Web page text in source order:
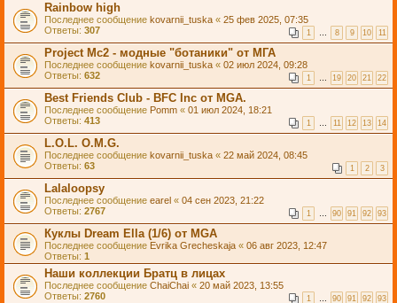
Rainbow high
Последнее сообщение kovarnii_tuska « 25 фев 2025, 07:35
Ответы: 307 1 … 8 9 10 11
Project Mc2 - модные "ботаники" от МГА
Последнее сообщение kovarnii_tuska « 02 июл 2024, 09:28
Ответы: 632 1 … 19 20 21 22
Best Friends Club - BFC Inc от MGA.
Последнее сообщение Pomm « 01 июл 2024, 18:21
Ответы: 413 1 … 11 12 13 14
L.O.L. O.M.G.
Последнее сообщение kovarnii_tuska « 22 май 2024, 08:45
Ответы: 63 1 2 3
Lalaloopsy
Последнее сообщение earel « 04 сен 2023, 21:22
Ответы: 2767 1 … 90 91 92 93
Куклы Dream Ella (1/6) от MGA
Последнее сообщение Evrika Grecheskaja « 06 авг 2023, 12:47
Ответы: 1
Наши коллекции Братц в лицах
Последнее сообщение ChaiChai « 20 май 2023, 13:55
Ответы: 2760 1 … 90 91 92 93